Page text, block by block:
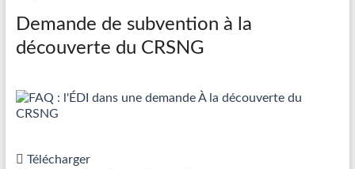
Demande de subvention à la
découverte du CRSNG
Télécharger